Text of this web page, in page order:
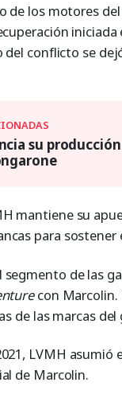
de los motores
del conflicto se
su
mantiene su
para
segmento de las
con Marcolin.
de las marcas
LVMH
de Marcolin.